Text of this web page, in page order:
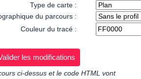
Type de carte :
du parcours :
Couleur du tracé :
Valider les modifications
ci-dessus et le code HTML vont